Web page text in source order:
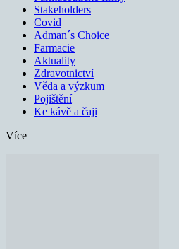
Stakeholders
Covid
Adman´s Choice
Farmacie
Aktuality
Zdravotnictví
Věda a výzkum
Pojištění
Ke kávě a čaji
Více